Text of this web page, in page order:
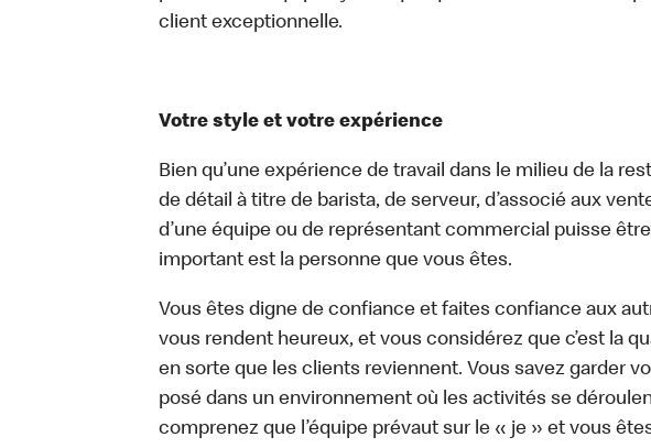
client exceptionnelle.
Votre style et votre expérience
Bien qu’une expérience de travail dans le milieu de la
de détail à titre de barista, de serveur, d’associé aux
d’une équipe ou de représentant commercial puisse
important est la personne que vous êtes.
Vous êtes digne de confiance et faites confiance aux
vous rendent heureux, et vous considérez que c’est la
en sorte que les clients reviennent. Vous savez garder
posé dans un environnement où les activités se
comprenez que l’équipe prévaut sur le « je » et vous